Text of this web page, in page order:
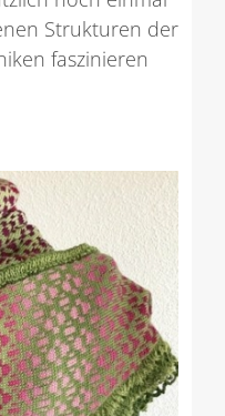
Strukturen der
faszinieren